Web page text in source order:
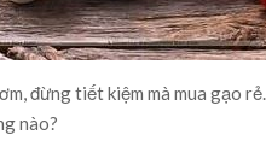
đừng tiết kiệm mà mua gạo
nào?